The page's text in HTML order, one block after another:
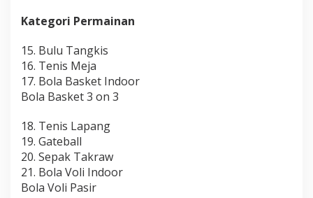
Kategori Permainan
15. Bulu Tangkis
16. Tenis Meja
17. Bola Basket Indoor
Bola Basket 3 on 3
18. Tenis Lapang
19. Gateball
20. Sepak Takraw
21. Bola Voli Indoor
Bola Voli Pasir